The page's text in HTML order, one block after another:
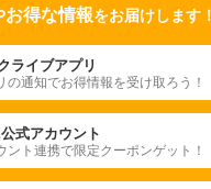
得な情報をお届けします！
ライブアプリ
の通知でお得情報を受け取ろう！
式アカウント
ント連携で限定クーポンゲット！